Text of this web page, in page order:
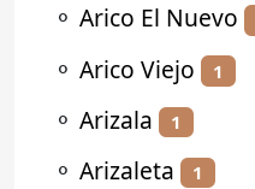
⚬ Arico El Nuevo
⚬ Arico Viejo 1
⚬ Arizala 1
⚬ Arizaleta 1